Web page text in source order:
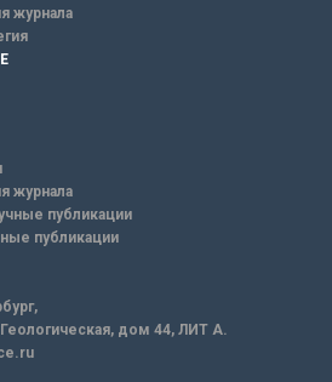
журнала
журнала
публикации
публикации
дом 44, ЛИТ А.